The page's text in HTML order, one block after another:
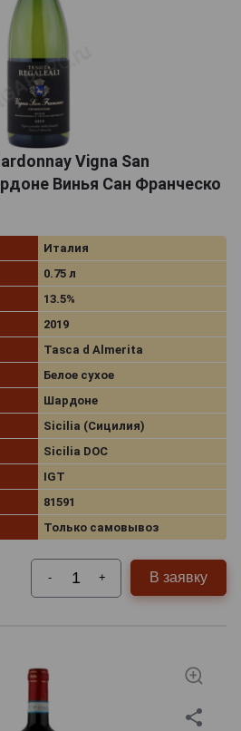
Vigna San
Винья Сан Франческо
Италия
0.75 л
13.5%
2019
Tasca d Almerita
Белое сухое
Шардоне
Sicilia (Сицилия)
Sicilia DOC
IGT
81591
Только самовывоз
- + В заявку